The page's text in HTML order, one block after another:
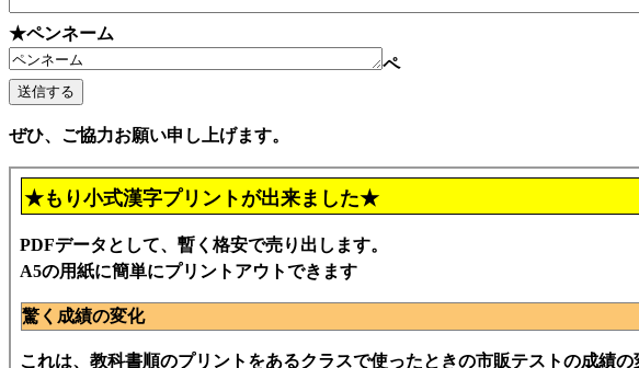
★ペンネーム
ペ
ぜひ、ご協力お願い申し上げます。